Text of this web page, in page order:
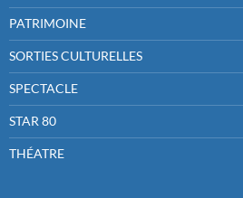
PATRIMOINE
SORTIES CULTURELLES
SPECTACLE
STAR 80
THÉATRE